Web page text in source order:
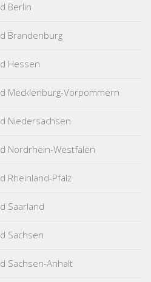
Berlin
Brandenburg
Hessen
Mecklenburg-Vorpommern
Niedersachsen
Nordrhein-Westfalen
Rheinland-Pfalz
Saarland
Sachsen
Sachsen-Anhalt